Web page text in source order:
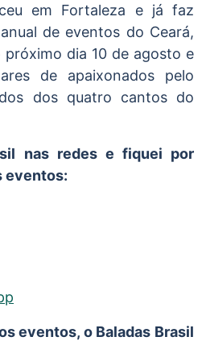
em Fortaleza e já faz
de eventos do Ceará,
dia 10 de agosto e
de apaixonados pelo
dos quatro cantos do
nas redes e fiquei por
eventos:
eventos, o Baladas Brasil